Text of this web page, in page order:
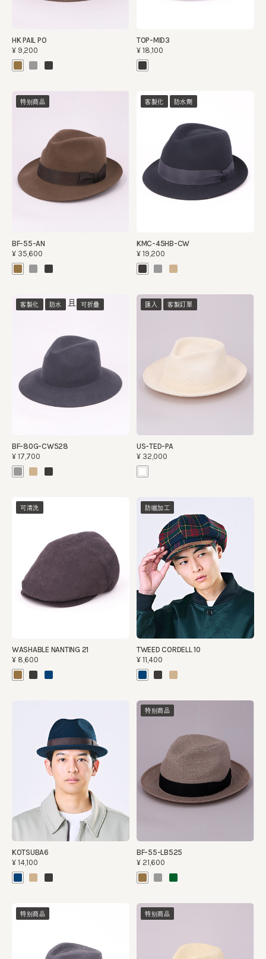
HK PAIL PO
¥9,200
TOP-MID3
¥18,100
特别商品
BF-55-AN
¥35,600
客製化 防水劑
KMC-45HB-CW
¥19,200
客製化 防水 且 可折疊
BF-80G-CW528
¥17,700
匯入 客製訂單
US-TED-PA
¥32,000
可清洗
WASHABLE NANTING 21
¥8,600
防曬加工
TWEED CORDELL 10
¥11,400
KOTSUBA6
¥14,100
特别商品
BF-55-LB525
¥21,600
特别商品 特别商品